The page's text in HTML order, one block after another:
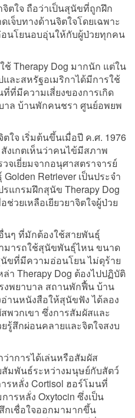
จิตใจ ถือว่าเป็นสุนัขที่ถูกฝึก
จ็บทางด้านจิตใจโดยเฉพาะ
นโยนอบอุ่นให้กับผู้ป่วยทุกคน
ช้ Therapy Dog มากนัก แต่ใน
และสหรัฐอเมริกาได้มีการใช้
ที่มีความเสี่ยงของการเกิด
าล บ้านพักคนชรา ศูนย์อพยพ
ใจ เริ่มต้นขึ้นเมื่อปี ค.ศ. 1976
งเกตเห็นว่าคนไข้มีสภาพ
จเยี่ยมจากอนุศาสตราจารย์
Retriever เป็นประจำ
แกรมฝึกสุนัข Therapy Dog
วยเหลือเยียวยาจิตใจผู้ป่วย
ๆ ที่มักต้องใช้สายพันธุ์
มารถใช้สุนัขพันธุ์ไหน ขนาด
นัขที่มีความอ่อนโยน ไม่ดุร้าย
า Therapy Dog ต้องไปปฏิบัติ
งพยาบาล สถานพักฟื้น บ้าน
านหนังสือให้สุนัขฟัง ได้ลอง
พวกเขา ซึ่งการสัมผัสและ
รู้สึกผ่อนคลายและจิตใจสงบ
าการได้เล่นหรือสัมผัส
สัมพันธ์ระหว่างมนุษย์กับสัตว์
รหลั่ง Cortisol ฮอร์โมนที่
ารหลั่ง Oxytocin ซึ่งเป็น
กเชื่อใจออกมามากขึ้น